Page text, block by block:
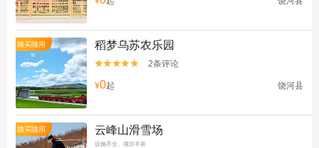
随买随用 稻梦乌苏农乐园

 2条评论
¥0起 饶河县
随买随用 云峰山滑雪场
设施齐全、项目丰富